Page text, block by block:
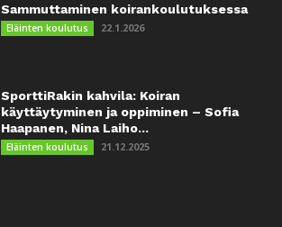
Sammuttaminen koirankoulutuksessa
Eläinten koulutus 22.1.2026
SporttiRakin kahvila: Koiran
käyttäytyminen ja oppiminen – Sofia
Haapanen, Nina Laiho...
Eläinten koulutus 21.12.2025